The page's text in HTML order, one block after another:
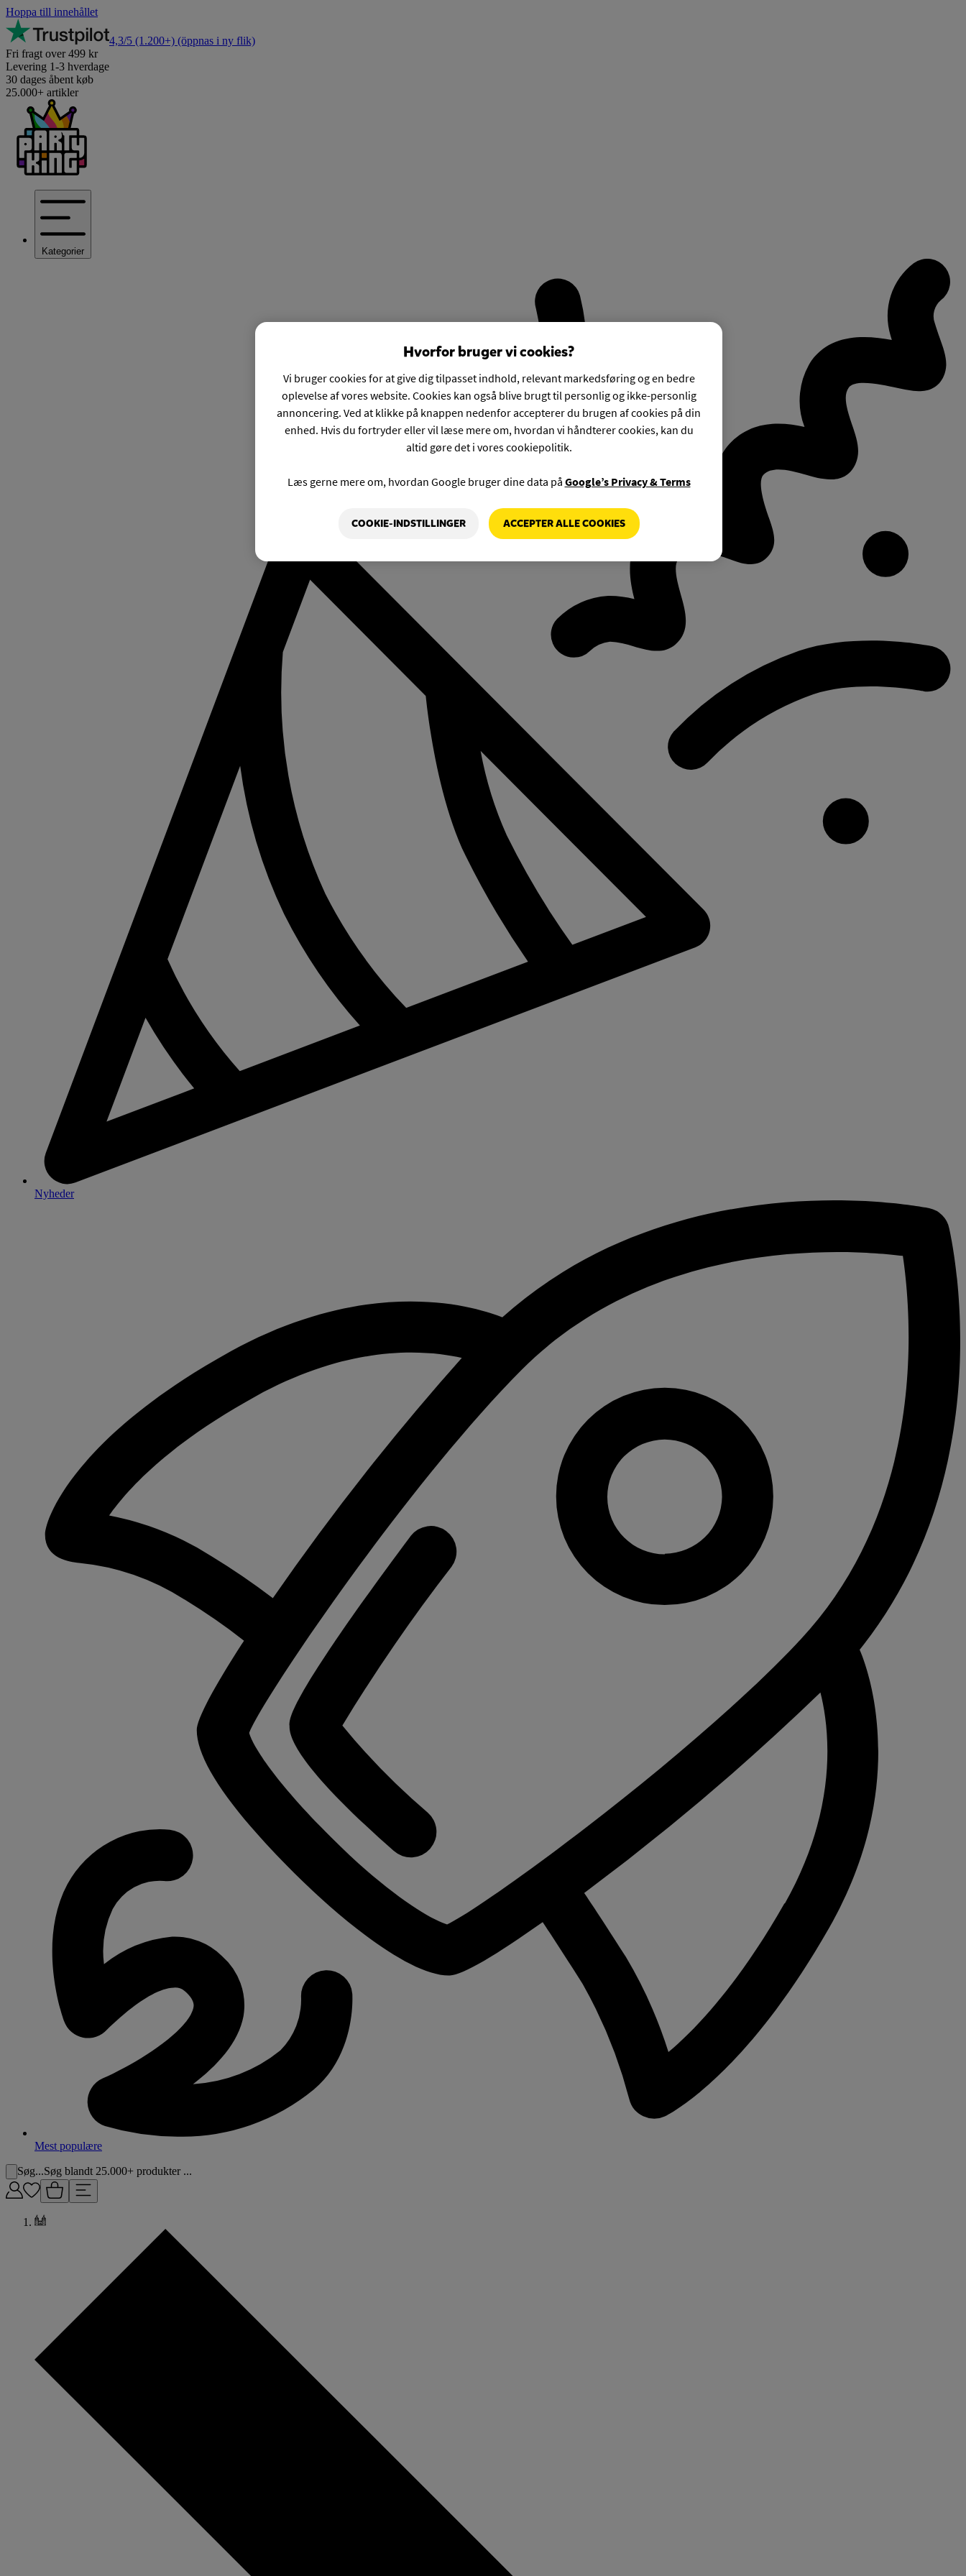
Hoppa till innehållet
4,3/5 (1.200+) (öppnas i ny flik)
Fri fragt over 499 kr
Levering 1-3 hverdage
30 dages åbent køb
25.000+ artikler
Kategorier
Nyheder
Mest populære
Søg...Søg blandt 25.000+ produkter ...
Hvorfor bruger vi cookies?
Vi bruger cookies for at give dig tilpasset indhold, relevant markedsføring og en bedre
oplevelse af vores website. Cookies kan også blive brugt til personlig og ikke-personlig
annoncering. Ved at klikke på knappen nedenfor accepterer du brugen af cookies på din
enhed. Hvis du fortryder eller vil læse mere om, hvordan vi håndterer cookies, kan du
altid gøre det i vores cookiepolitik.
Læs gerne mere om, hvordan Google bruger dine data på Google’s Privacy & Terms
COOKIE-INDSTILLINGER ACCEPTER ALLE COOKIES